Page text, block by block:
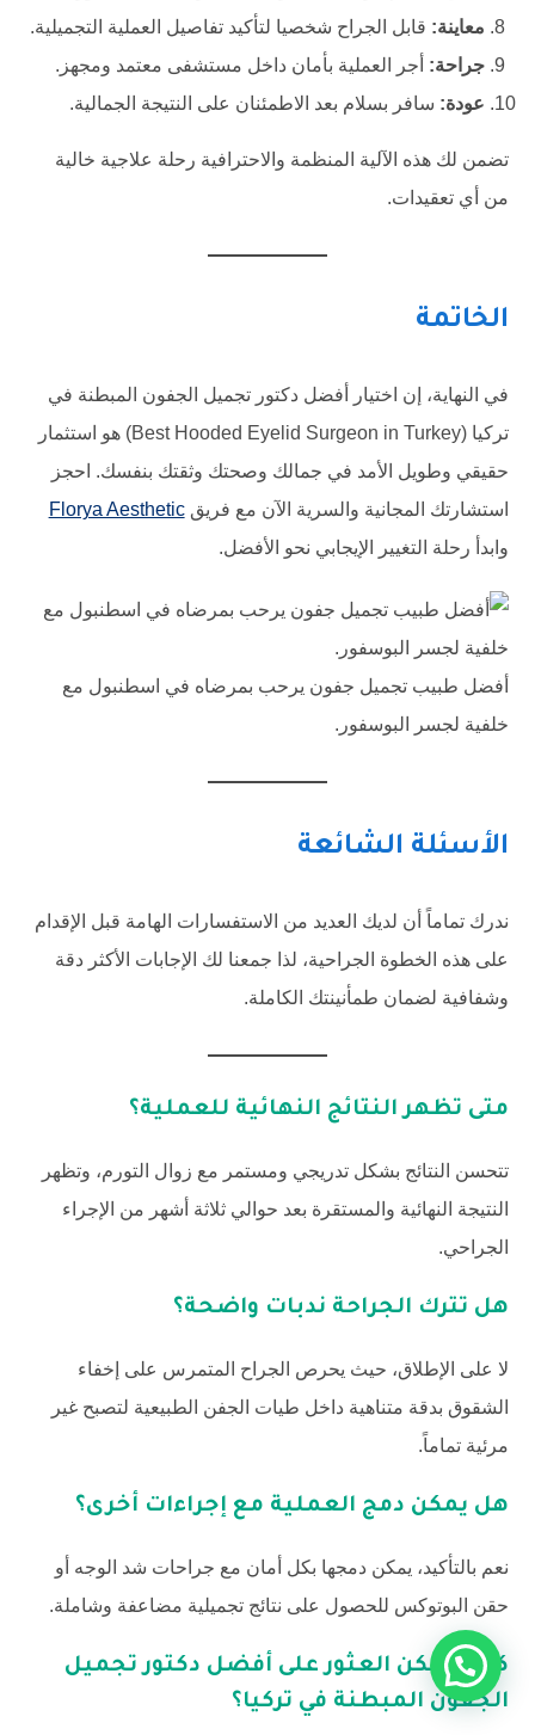
معاينة: قابل الجراح شخصيا لتأكيد تفاصيل العملية التجميلية.
جراحة: أجر العملية بأمان داخل مستشفى معتمد ومجهز.
عودة: سافر بسلام بعد الاطمئنان على النتيجة الجمالية.
تضمن لك هذه الآلية المنظمة والاحترافية رحلة علاجية خالية
من أي تعقيدات.
الخاتمة
في النهاية، إن اختيار أفضل دكتور تجميل الجفون المبطنة في
تركيا (Best Hooded Eyelid Surgeon in Turkey) هو استثمار
حقيقي وطويل الأمد في جمالك وصحتك وثقتك بنفسك. احجز
استشارتك المجانية والسرية الآن مع فريقFlorya Aesthetic
وابدأ رحلة التغيير الإيجابي نحو الأفضل.
أفضل طبيب تجميل جفون يرحب بمرضاه في اسطنبول مع
خلفية لجسر البوسفور.
الأسئلة الشائعة
ندرك تماماً أن لديك العديد من الاستفسارات الهامة قبل الإقدام
على هذه الخطوة الجراحية، لذا جمعنا لك الإجابات الأكثر دقة
وشفافية لضمان طمأنينتك الكاملة.
متى تظهر النتائج النهائية للعملية؟
تتحسن النتائج بشكل تدريجي ومستمر مع زوال التورم، وتظهر
النتيجة النهائية والمستقرة بعد حوالي ثلاثة أشهر من الإجراء
الجراحي.
هل تترك الجراحة ندبات واضحة؟
لا على الإطلاق، حيث يحرص الجراح المتمرس على إخفاء
الشقوق بدقة متناهية داخل طيات الجفن الطبيعية لتصبح غير
مرئية تماماً.
هل يمكن دمج العملية مع إجراءات أخرى؟
نعم بالتأكيد، يمكن دمجها بكل أمان مع جراحات شد الوجه أو
حقن البوتوكس للحصول على نتائج تجميلية مضاعفة وشاملة.
كيف يمكن العثور على أفضل دكتور تجميل
الجفون المبطنة في تركيا؟